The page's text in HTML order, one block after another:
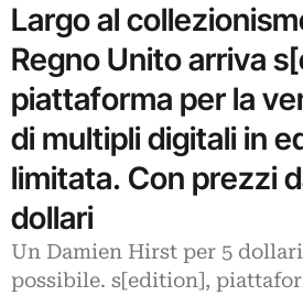
Largo al
Regno Unito arriva
piattaforma per la
di multipli digitali in
limitata. Con prezzi
dollari
Un Damien Hirst per 5
possibile. s[edition],